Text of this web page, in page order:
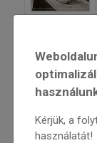
Kérjük, a
használatát!